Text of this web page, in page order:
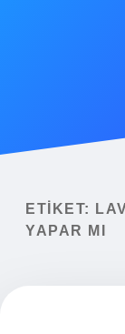
Yasal Uyarı
ETIKET:
YAPAR MI